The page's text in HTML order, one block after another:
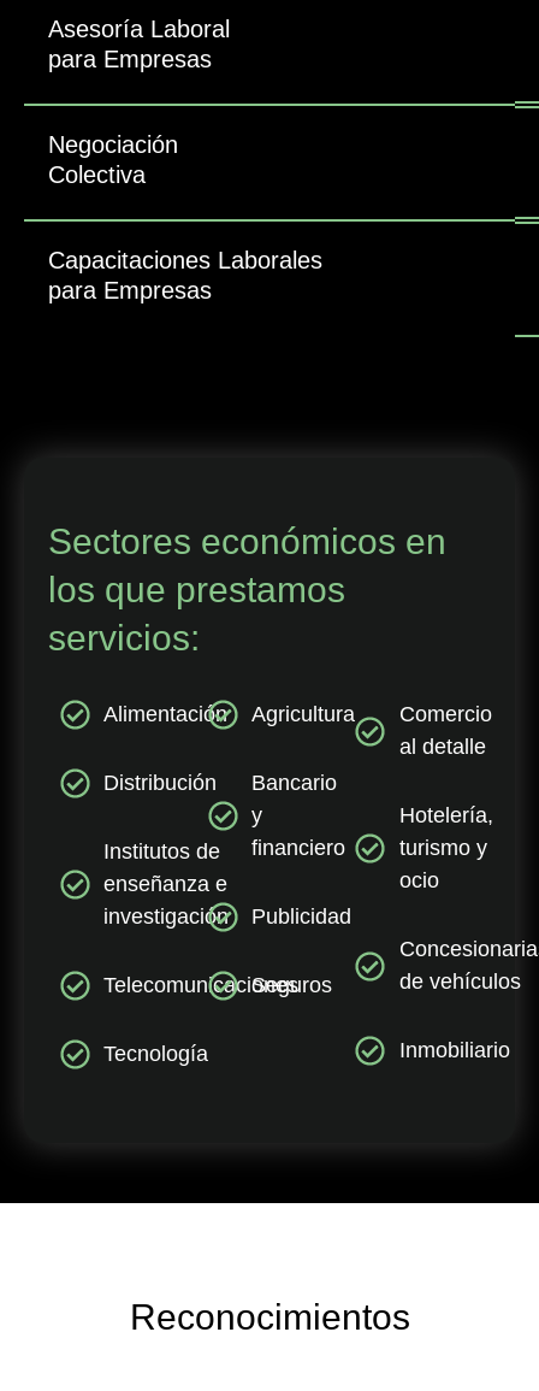
Asesoría Laboral
para Empresas
Negociación
Colectiva
Capacitaciones Laborales
para Empresas
Sectores económicos en
los que prestamos
servicios:
Alimentación
Distribución
Institutos de
enseñanza e
investigación
Telecomunicaciones
Tecnología
Agricultura
Bancario
y
financiero
Publicidad
Seguros
Comercio
al detalle
Hotelería,
turismo y
ocio
de vehículos
Inmobiliario
Reconocimientos